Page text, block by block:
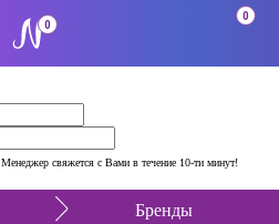
Менеджер свяжется с Вами в течение 10-ти минут!
0
0
Бренды